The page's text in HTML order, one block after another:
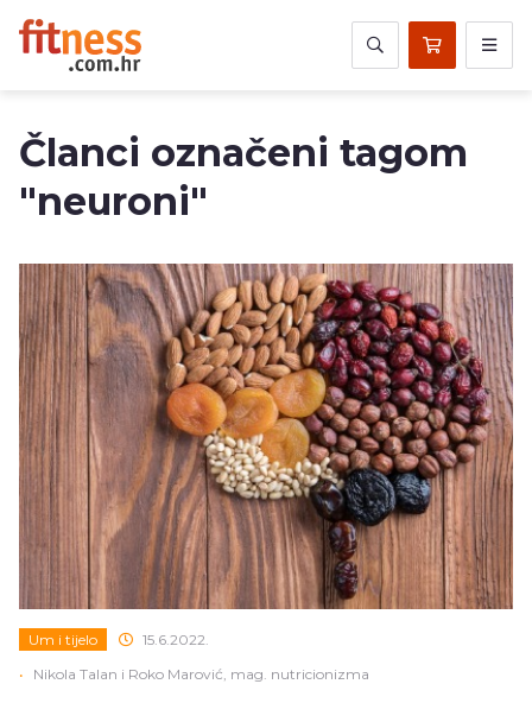
Članci označeni tagom
"neuroni"
Um i tijelo
15.6.2022.
•
Nikola Talan i Roko Marović, mag. nutricionizma